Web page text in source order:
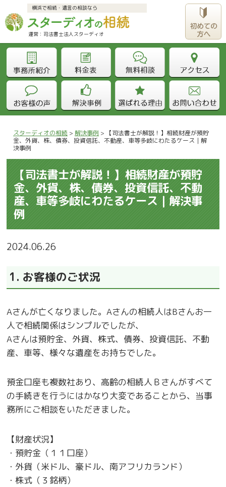
横浜で相続・遺言の相談なら
スターディオの相続 >解決事例 >
【司法書士が解説！】相続財産が預貯
金、外貨、株、債券、投資信託、不動産、車等多岐にわたるケース｜解
決事例
【司法書士が解説！】相続財産が預貯
金、外貨、株、債券、投資信託、不動
産、車等多岐にわたるケース｜解決事
例
2024.06.26
1. お客様のご状況
Aさんが亡くなりました。Aさんの相続人はBさんお一
人で相続関係はシンプルでしたが、
Aさんは預貯金、外貨、株式、債券、投資信託、不動
産、車等、様々な遺産をお持ちでした。
預金口座も複数社あり、高齢の相続人Ｂさんがすべて
の手続きを行うにはかなり大変であることから、当事
務所にご相談をいただきました。
【財産状況】
・預貯金（１１口座）
・外貨（米ドル、豪ドル、南アフリカランド）
・株式（３銘柄）